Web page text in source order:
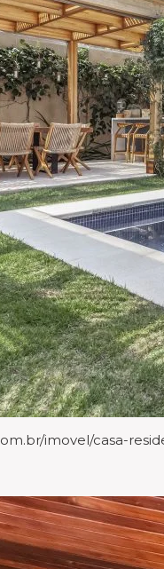
imovel/casa-